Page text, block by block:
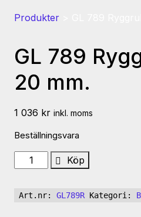
Produkter
GL 789
20 mm.
1 036 kr inkl. moms
Beställningsvara
789
50
Köp
Art.nr: GL789R Kategori: